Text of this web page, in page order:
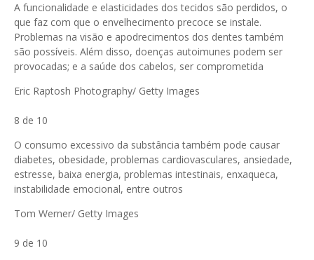
A funcionalidade e elasticidades dos tecidos são perdidos, o
que faz com que o envelhecimento precoce se instale.
Problemas na visão e apodrecimentos dos dentes também
são possíveis. Além disso, doenças autoimunes podem ser
provocadas; e a saúde dos cabelos, ser comprometida
Eric Raptosh Photography/ Getty Images
8 de 10
O consumo excessivo da substância também pode causar
diabetes, obesidade, problemas cardiovasculares, ansiedade,
estresse, baixa energia, problemas intestinais, enxaqueca,
instabilidade emocional, entre outros
Tom Werner/ Getty Images
9 de 10